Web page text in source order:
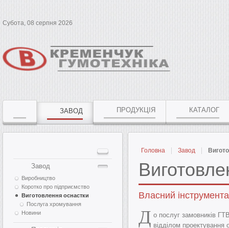
Субота, 08 серпня 2026
ЗАВОД ПРОДУКЦІЯ КАТАЛОГ
Головна Завод
Власний
Д о послуг замовників
відділом
Завод
Виробництво
Коротко про підприємство
Виготовлення оснастки
Послуга хромування
Новини